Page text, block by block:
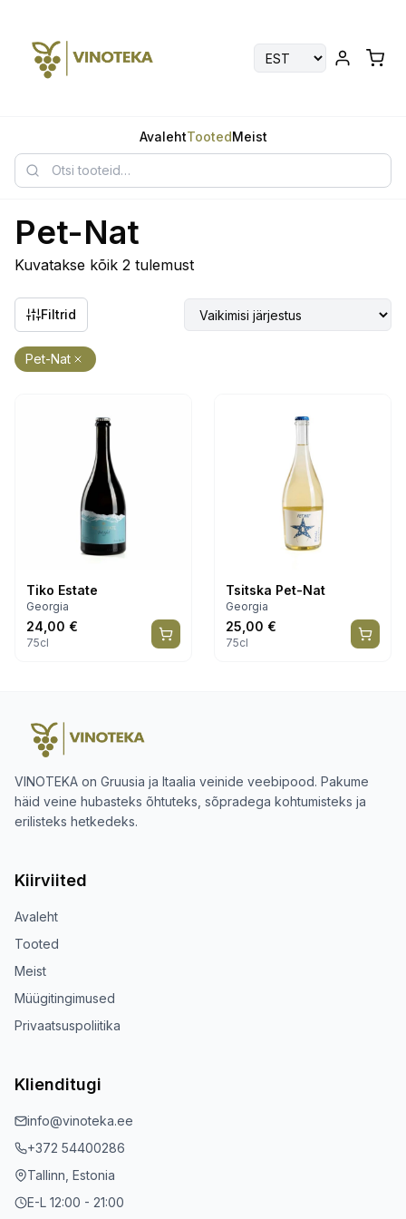
AvalehtTootedMeist
Pet-Nat
Kuvatakse kõik 2 tulemust
Filtrid
Pet-Nat
Tiko Estate
Georgia
24,00 €
75cl
Tsitska Pet-Nat
Georgia
25,00 €
75cl
VINOTEKA on Gruusia ja Itaalia veinide veebipood. Pakume
häid veine hubasteks õhtuteks, sõpradega kohtumisteks ja
erilisteks hetkedeks.
Kiirviited
Avaleht
Tooted
Meist
Müügitingimused
Privaatsuspoliitika
Klienditugi
info@vinoteka.ee
+372 54400286
Tallinn, Estonia
E-L 12:00 - 21:00